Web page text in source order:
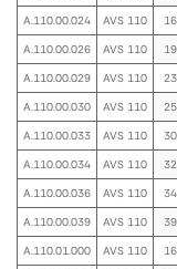
A.110.00.024
AVS 110
A.110.00.026
AVS 110
A.110.00.029
AVS 110
A.110.00.030
AVS 110
A.110.00.033
AVS 110
A.110.00.034
AVS 110
A.110.00.036
AVS 110
A.110.00.039
AVS 110
A.110.01.000
AVS 110